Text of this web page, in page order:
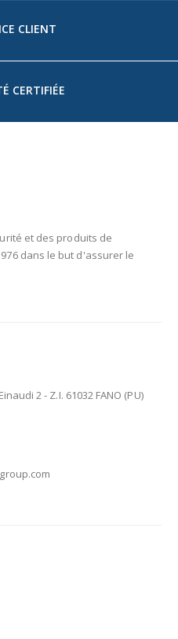
CLIENT
CERTIFIÉE
et des produits de
dans le but d'assurer le
2 - Z.I. 61032 FANO (PU)